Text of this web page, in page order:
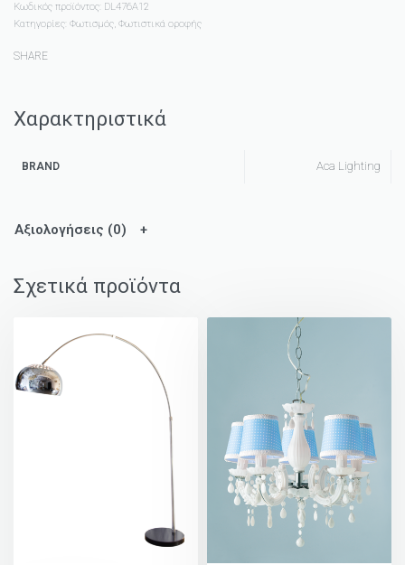
Κωδικός προϊόντος: DL476A12
Κατηγορίες: Φωτισμός, Φωτιστικά οροφής
SHARE
Χαρακτηριστικά
BRAND Aca Lighting
Αξιολογήσεις (0)
Σχετικά προϊόντα